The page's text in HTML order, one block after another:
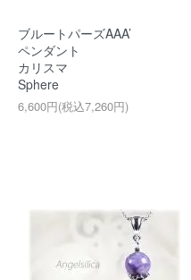
ブルートパーズAAA’
ペンダント
カリスマ
Sphere
6,600円(税込7,260円)